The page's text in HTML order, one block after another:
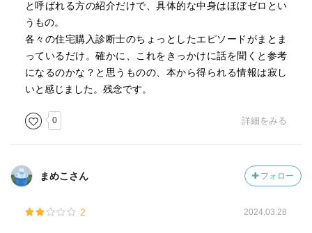
p65
（前略）それでも住宅会社の選定法や住宅ローンの組み方
などを変えれば、500万円は安く建てることができたはずだ
からです。
一般的に戸建て住宅は、新築で建てても20年もすると建物
退するころの30〜40年後には1000万円でも売却できない可
能性があります。そのため、老後に家を売って夫婦で老人
ホームに入ろうと考えていたとしても、今の家の選び方に
と呼ばれる方の紹介だけで、具体的な中身はほぼゼロとい
うもの。
各々の住宅購入診断士のちょっとしたエピソードがまとま
っているだけ。確かに、これをきっかけに話を聞くと参考
になるのかな？と思うものの、本から得られる情報は寂し
いと感じました。残念です。
0 詳細をみる
まめこさん フォロー
2 2024.03.28